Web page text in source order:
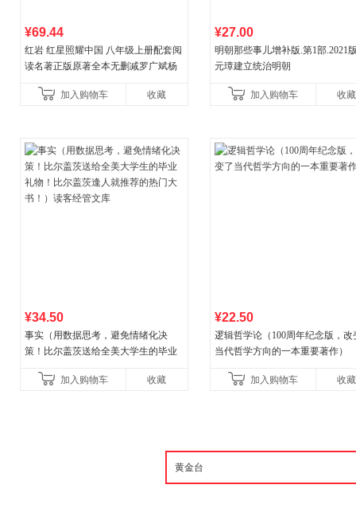
¥69.44
红岩 红星照耀中国 八年级上册配套阅
读名著正版原著全本无删减罗广斌杨
初中生课外书中国青
加入购物车 收藏
¥27.00
明朝那些事儿增补版.第1部.2021
元璋建立统治明朝
加入购物车 收藏
¥34.50
事实（用数据思考，避免情绪化决
策！比尔盖茨送给全美大学生的毕业
书！）读客经管文库
加入购物车 收藏
¥22.50
逻辑哲学论（100周年纪念版，改
当代哲学方向的一本重要著作）
加入购物车 收藏